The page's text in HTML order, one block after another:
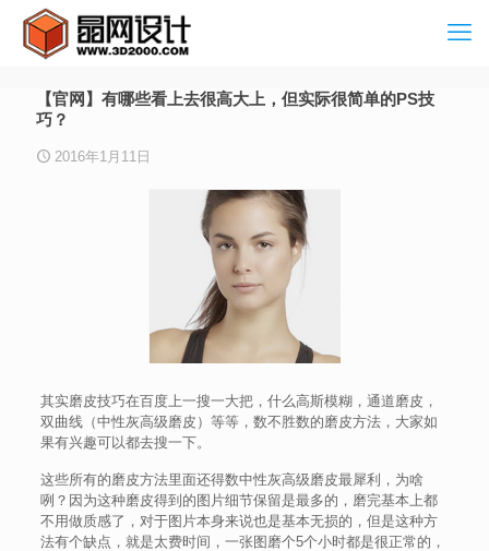
【官网】有哪些看上去很高大上，但实际很简单的PS技
巧？
2016年1月11日
其实磨皮技巧在百度上一搜一大把，什么高斯模糊，通道磨皮，
双曲线（中性灰高级磨皮）等等，数不胜数的磨皮方法，大家如
果有兴趣可以都去搜一下。
这些所有的磨皮方法里面还得数中性灰高级磨皮最犀利，为啥
咧？因为这种磨皮得到的图片细节保留是最多的，磨完基本上都
不用做质感了，对于图片本身来说也是基本无损的，但是这种方
法有个缺点，就是太费时间，一张图磨个5个小时都是很正常的，